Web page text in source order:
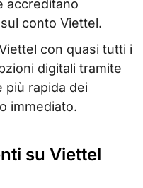
accreditano
conto Viettel.
con quasi tutti i
digitali tramite
più rapida dei
immediato.
su Viettel